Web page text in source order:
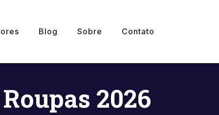
Blog Sobre Contato
2026